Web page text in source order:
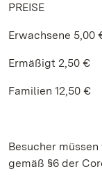
PREISE
Erwachsene 5,00
Ermäßigt 2,50 €
Familien 12,50 €
Besucher
gemäß §6 der